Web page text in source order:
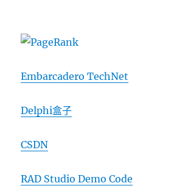
Embarcadero TechNet
Delphi盒子
CSDN
RAD Studio Demo Code